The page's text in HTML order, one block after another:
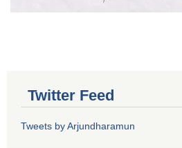
Twitter Feed
Tweets by Arjundharamun